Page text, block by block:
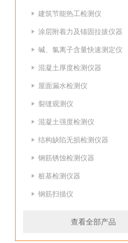
建筑节能热工检测仪
涂层附着力及锚固拉拔仪器
碱、氯离子含量快速测定仪
混凝土厚度检测仪器
屋面漏水检测仪
裂缝观测仪
混凝土强度检测仪
结构缺陷无损检测仪器
钢筋锈蚀检测仪器
桩基检测仪器
钢筋扫描仪
查看全部产品